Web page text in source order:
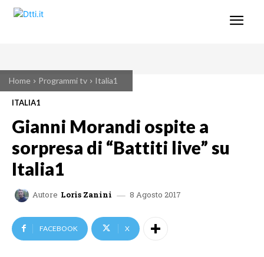
Home Programmi tv Italia1
ITALIA1
Gianni Morandi ospite a
sorpresa di “Battiti live” su
Italia1
Autore Loris Zanini 8 Agosto 2017
FACEBOOK X